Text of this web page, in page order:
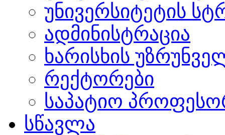
უნივერსიტეტის
ადმინისტრაცია
ხარისხის
რექტორები
საპატიო
სწავლა